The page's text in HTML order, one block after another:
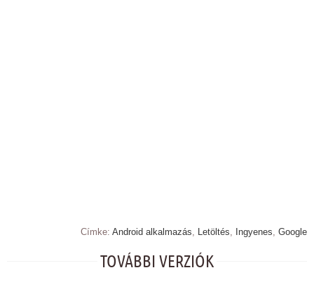
Címke: Android alkalmazás Letöltés Ingyenes Google
TOVÁBBI VERZIÓK